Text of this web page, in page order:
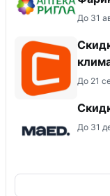
До 31
До 21
До 31